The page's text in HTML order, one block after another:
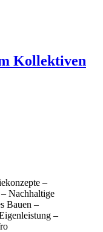
Kollektiven
–
Nachhaltige
Bauen –
–